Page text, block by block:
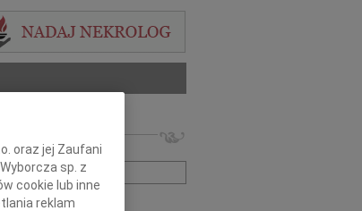
ogłoszenia:
zaawansowane
oraz jej Zaufani
sp. z
cookie lub inne
reklam